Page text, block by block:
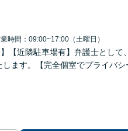
時間：09:00~17:00（土曜日）
【近隣駐車場有】弁護士とし
ます。【完全個室でプライバ